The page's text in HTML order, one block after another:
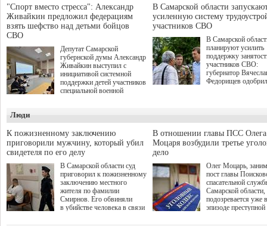
"Спорт вместо стресса": Александр
Живайкин предложил федерациям
взять шефство над детьми бойцов
СВО
Депутат Самарской
губернской думы Александр
Живайкин выступил с
инициативой системной
поддержки детей участников
специальной военной
"Помощь фронту и семьям
участников СВО", которая
прошла в Отрадном 7
августа.
В Самарской области
усиленную систему
участников СВО
В Самарской
планируют усилить
поддержку
участников СВО:
губернатор
Федорищев
на трудоустройство
спокойную
мирной жизни.
Люди
К пожизненному заключению
приговорили мужчину, который убил
свидетеля по его делу
В Самарской области суд
приговорил к пожизненному
заключению местного
жителя по фамилии
Смирнов. Его обвиняли
в убийстве человека в связи
В отношении главы ПСС Олега
Моцаря возбудили третье
дело
Олег Моцарь,
пост главы
спасательной
Самарской области,
подозревается уже
эпизоде преступной